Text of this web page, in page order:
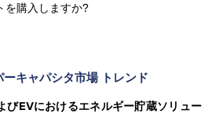
を購入しますか?
キャパシタ市場 トレンド
びEVにおけるエネルギー貯蔵ソリュー